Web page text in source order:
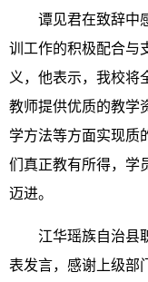
谭见君在致辞中
训 工作的积极配合与
义，他表示，我校将
教师提供优质的教学
学方法等方面实现质
们真正教有所得，学
迈进。
江华瑶族自治县
表发言， 感谢上级部